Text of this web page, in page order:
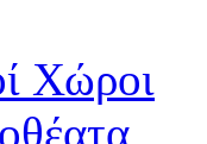
Χώροι